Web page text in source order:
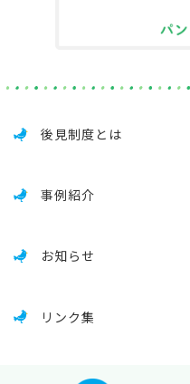
後見制度とは
事例紹介
お知らせ
リンク集